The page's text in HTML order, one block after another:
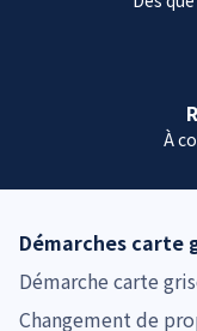
À
Démarches carte
Démarche carte
Changement de